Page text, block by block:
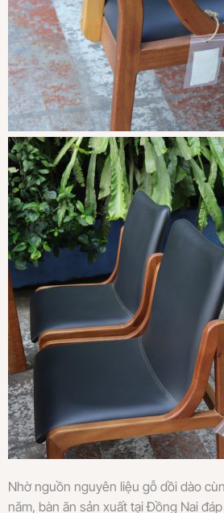
Nhờ nguồn nguyên liệu gỗ dồi dào
năm, bàn ăn sản xuất tại Đồng Nai